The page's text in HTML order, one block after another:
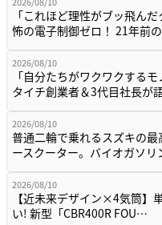
「これほど理性がブッ飛ん
怖の電子制御ゼロ！ 21年前
2026/08/10
「自分たちがワクワクする
タイチ創業者＆3代目社長が
2026/08/10
普通二輪で乗れるスズキの最
ースクーター。バイオガソ
2026/08/10
【近未来デザイン×4気筒】
い! 新型「CBR400R FOU…